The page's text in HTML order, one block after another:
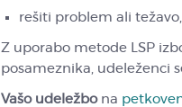
rešiti problem ali
Z uporabo metode LSP
posameznika, udeleženci
Vašo udeležbona